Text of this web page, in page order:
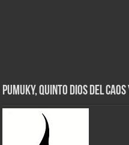
Pumuky, Quinto Dios del